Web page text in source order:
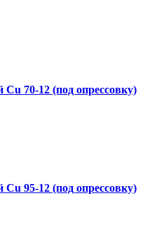
70-12 (под опрессовку)
95-12 (под опрессовку)